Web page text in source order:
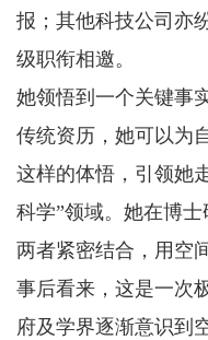
报；其他科技公司亦
级职衔相邀。
她领悟到一个关键事
传统资历，她可以为
这样的体悟，引领她
科学”领域。她在博
两者紧密结合，用空
事后看来，这是一次
府及学界逐渐意识到